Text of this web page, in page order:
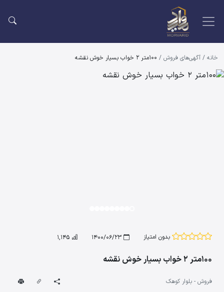
خانه / آگهی‌های فروش / 100متر 2 خواب بسیار خوش نقشه
بدون امتیاز
100متر 2 خواب بسیار خوش نقشه
فروش - بلوار کوهک